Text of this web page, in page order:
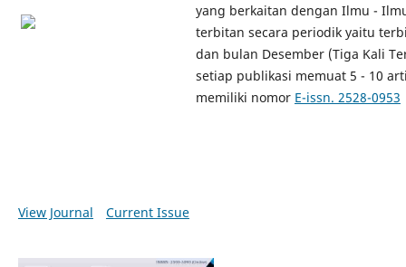
yang berkaitan dengan Ilmu -
terbitan secara periodik yaitu
dan bulan Desember (Tiga Kali
setiap publikasi memuat 5 - 10
memiliki nomor E-issn. 2528-0953
View Journal Current Issue